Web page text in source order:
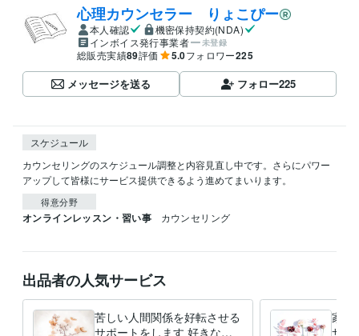
心理カウンセラー りょこぴー
本人確認
機密保持契約(NDA)
インボイス発行事業者
未登録
総販売実績89評価 5.0フォロワー225
メッセージを送る フォロー225
スケジュール
カウンセリングのスケジュール調整と内容見直し中です。さらにパワー
アップして皆様にサービス提供できるよう進めてまいります。
得意分野
オンラインレッスン・習い事 カウンセリング
出品者の人気サービス
苦しい人間関係を好転させる
サポートをします 好きな人
家族
サポ